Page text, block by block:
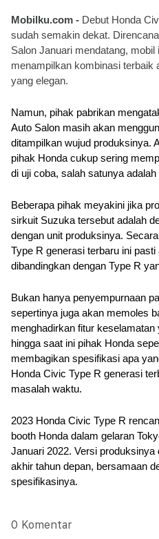
Mobilku.com - Debut Honda
sudah semakin dekat.
Salon Januari mendatang,
menampilkan kombinasi terbaik
yang elegan.
Namun, pihak pabrikan
Auto Salon masih akan
ditampilkan wujud produksinya.
pihak Honda cukup sering
di uji coba, salah satunya
Beberapa pihak meyakini jika
sirkuit Suzuka tersebut adalah
dengan unit produksinya.
Type R generasi terbaru ini
dibandingkan dengan Type R
Bukan hanya penyempurnaan
sepertinya juga akan memoles
menghadirkan fitur
hingga saat ini pihak Honda
membagikan spesifikasi apa
Honda Civic Type R generasi
masalah waktu.
2023 Honda Civic Type R
booth Honda dalam gelaran
Januari 2022. Versi
akhir tahun depan, bersamaan
spesifikasinya.
0 Komentar